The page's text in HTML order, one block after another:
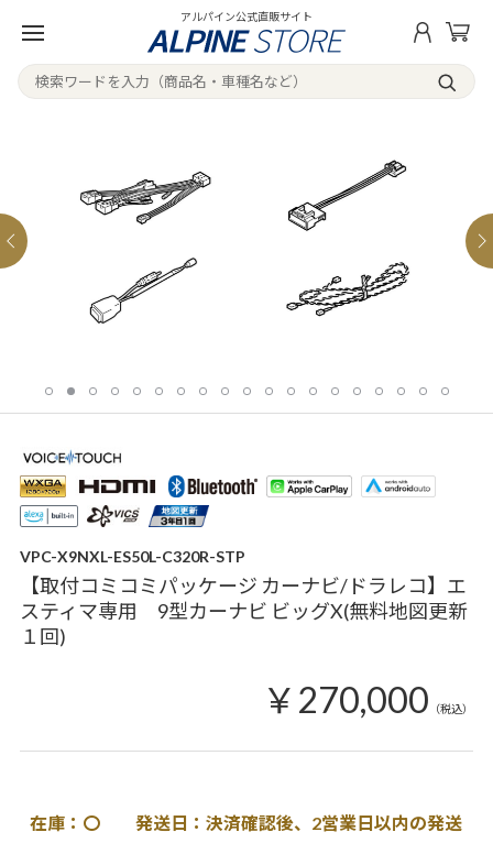
アルパイン公式直販サイト
VPC-X9NXL-ES50L-C320R-STP
【取付コミコミパッケージ カーナビ/ドラレコ】エ
スティマ専用 9型カーナビ ビッグX(無料地図更新
１回)
￥270,000 （税込）
在庫：〇 発送日：決済確認後、2営業日以内の発送